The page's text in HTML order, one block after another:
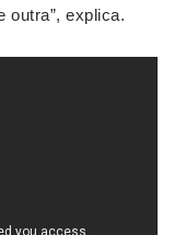
outra”, explica.